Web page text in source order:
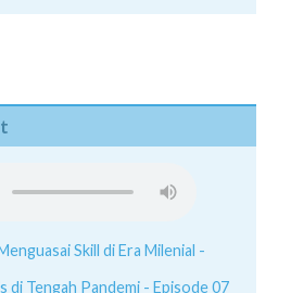
Skill di Era Milenial -
di Tengah Pandemi - Episode 07